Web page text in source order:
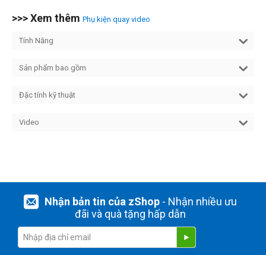
>>> Xem thêm Phụ kiện quay video
Tính Năng
Sản phẩm bao gồm
Đặc tính kỹ thuật
Video
Nhận bản tin của zShop- Nhận nhiều ưu
đãi và quà tặng hấp dẫn